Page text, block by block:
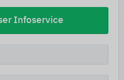
Infoservice